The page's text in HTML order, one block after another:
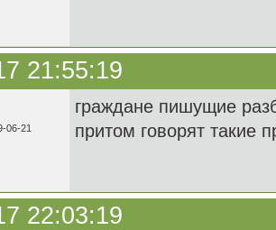
21:55:19
06-21
граждане пишущие
притом говорят такие
22:03:19